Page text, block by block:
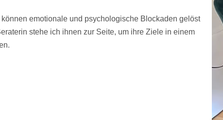
emotionale und psychologische Blockaden gelöst
stehe ich ihnen zur Seite, um ihre Ziele in einem